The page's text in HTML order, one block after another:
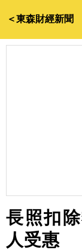
＜東森財經新聞
長照扣
人受惠